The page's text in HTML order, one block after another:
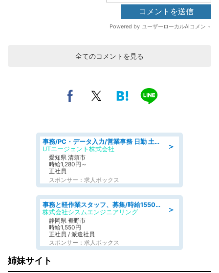
全てのコメントを見る
＞
事務/PC・データ入力/営業事務 日勤 土日休み 残業少なめ 車通勤OK 総合事務
UTエージェント株式会社
愛知県 清須市
時給1,280円～
正社員
スポンサー：求人ボックス
＞
事務と軽作業スタッフ、募集/時給1550円/各種社会保険も完備/土日祝休み/～40代半ば活躍中
株式会社シスムエンジニアリング
静岡県 裾野市
時給1,550円
正社員 / 派遣社員
スポンサー：求人ボックス
姉妹サイト